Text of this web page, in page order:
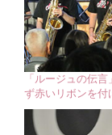
「ルージュの伝
ず赤いリボンを付